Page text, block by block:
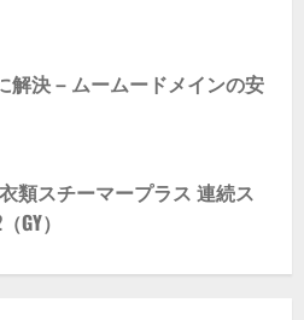
解決 – ムームードメインの安
類スチーマープラス 連続ス
GY）